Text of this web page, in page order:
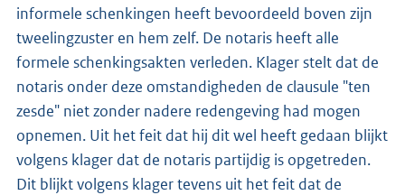
informele schenkingen heeft bevoordeeld boven zijn
tweelingzuster en hem zelf. De notaris heeft alle
formele schenkingsakten verleden. Klager stelt dat de
notaris onder deze omstandigheden de clausule "ten
zesde" niet zonder nadere redengeving had mogen
opnemen. Uit het feit dat hij dit wel heeft gedaan blijkt
volgens klager dat de notaris partijdig is opgetreden.
Dit blijkt volgens klager tevens uit het feit dat de